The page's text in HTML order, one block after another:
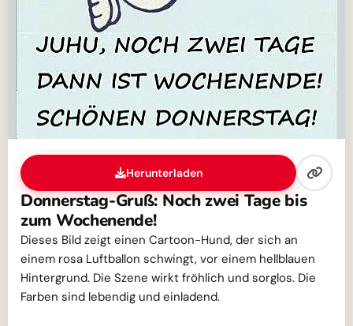
Herunterladen
Donnerstag-Gruß: Noch zwei Tage bis
zum Wochenende!
Dieses Bild zeigt einen Cartoon-Hund, der sich an
einem rosa Luftballon schwingt, vor einem hellblauen
Hintergrund. Die Szene wirkt fröhlich und sorglos. Die
Farben sind lebendig und einladend.